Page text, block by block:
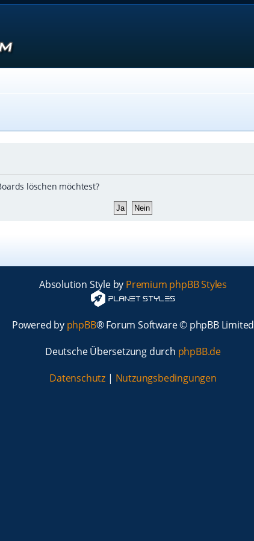
löschen möchtest?
Absolution Style by Premium phpBB Styles
Powered by phpBB® Forum Software © phpBB Limited
Deutsche Übersetzung durch phpBB.de
Datenschutz | Nutzungsbedingungen